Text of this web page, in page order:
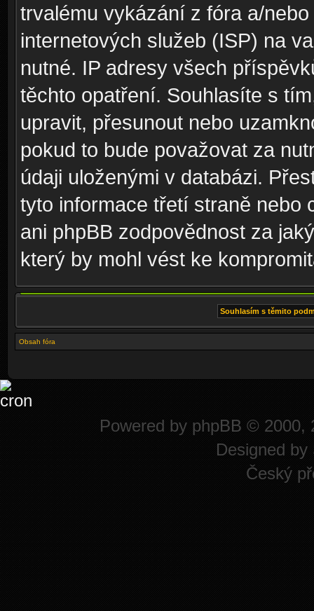
trvalému vykázání z fóra a/
internetových služeb (ISP) na
nutné. IP adresy všech
těchto opatření. Souhlasíte s
upravit, přesunout nebo
pokud to bude považovat za
údaji uloženými v databázi.
tyto informace třetí straně nebo
ani phpBB zodpovědnost za
který by mohl vést ke
Obsah fóra
Powered by phpBB © 2000,
Designed by
Český